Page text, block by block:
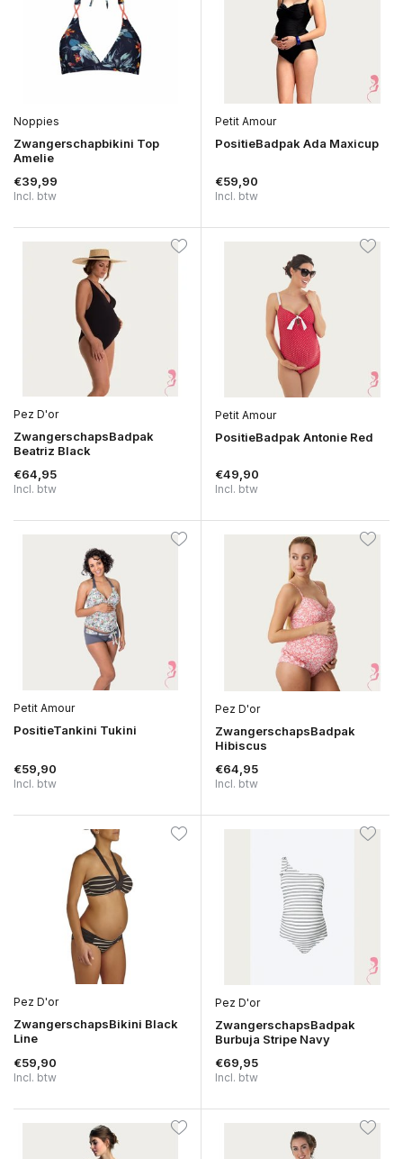
Noppies
Zwangerschapbikini Top
Amelie
€39,99
Incl. btw
Petit Amour
PositieBadpak Ada Maxicup
€59,90
Incl. btw
Pez D'or
ZwangerschapsBadpak
Beatriz Black
€64,95
Incl. btw
Petit Amour
PositieBadpak Antonie Red
€49,90
Incl. btw
Petit Amour
PositieTankini Tukini
€59,90
Incl. btw
Pez D'or
ZwangerschapsBadpak
Hibiscus
€64,95
Incl. btw
Pez D'or
ZwangerschapsBikini Black
Line
€59,90
Incl. btw
Pez D'or
ZwangerschapsBadpak
Burbuja Stripe Navy
€69,95
Incl. btw